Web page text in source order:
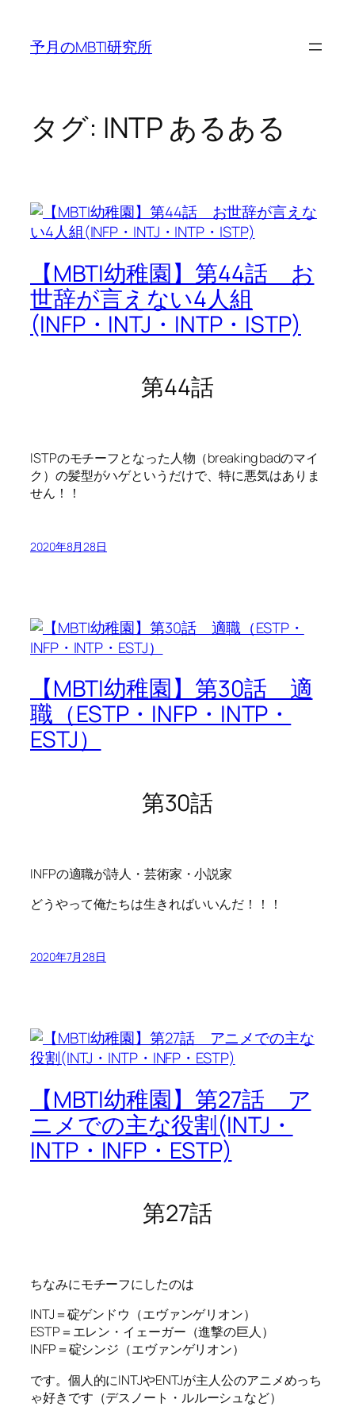
予月のMBTI研究所
タグ: INTP あるある
【MBTI幼稚園】第44話 お
世辞が言えない4人組
(INFP・INTJ・INTP・ISTP)
第44話
ISTPのモチーフとなった人物（breaking badのマイ
ク）の髪型がハゲというだけで、特に悪気はありま
せん！！
2020年8月28日
【MBTI幼稚園】第30話 適
職（ESTP・INFP・INTP・
ESTJ）
第30話
INFPの適職が詩人・芸術家・小説家
どうやって俺たちは生きればいいんだ！！！
2020年7月28日
【MBTI幼稚園】第27話 ア
ニメでの主な役割(INTJ・
INTP・INFP・ESTP)
第27話
ちなみにモチーフにしたのは
INTJ＝碇ゲンドウ（エヴァンゲリオン）
ESTP＝エレン・イェーガー（進撃の巨人）
INFP＝碇シンジ（エヴァンゲリオン）
です。個人的にINTJやENTJが主人公のアニメめっち
ゃ好きです（デスノート・ルルーシュなど）